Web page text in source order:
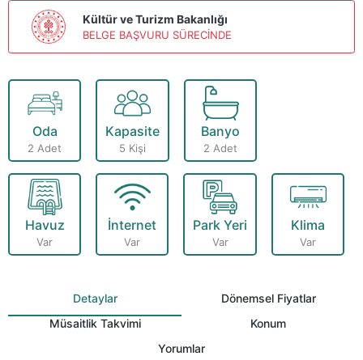
Kültür ve Turizm Bakanlığı
BELGE BAŞVURU SÜRECİNDE
Oda
2 Adet
Kapasite
5 Kişi
Banyo
2 Adet
Havuz
Var
İnternet
Var
Park Yeri
Var
Klima
Var
Detaylar
Dönemsel Fiyatlar
Müsaitlik Takvimi
Konum
Yorumlar